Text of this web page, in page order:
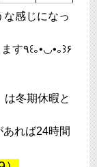
感じになっ
たくさんのご来店をお待ちししております٩꒰｡•◡•｡꒱۶
は冬期休暇と
れば24時間